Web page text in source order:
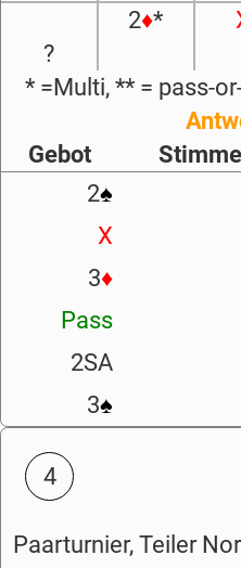
2♦*
?
* =Multi, ** = pass-
Gebot
2♠
X
3♦
Pass
2SA
3♠
4
Paarturnier, Teiler